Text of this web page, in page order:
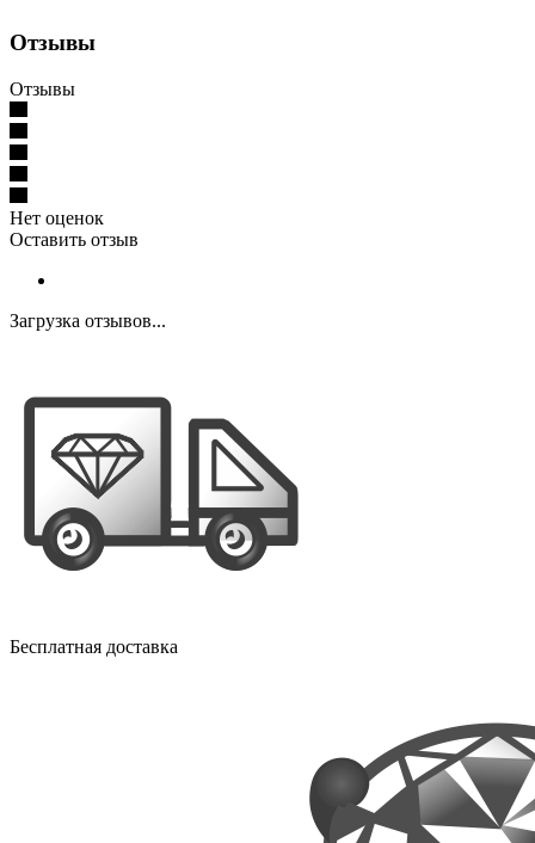
Отзывы
Отзывы
Нет оценок
Оставить отзыв
Загрузка отзывов...
Бесплатная доставка